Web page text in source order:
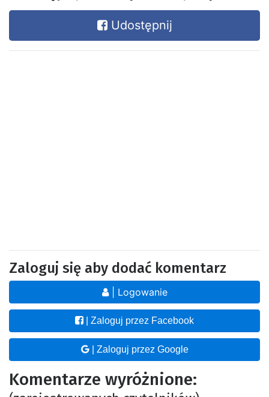
Udostępnij
Zaloguj się aby dodać komentarz
| Logowanie
| Zaloguj przez Facebook
| Zaloguj przez Google
Komentarze wyróżnione: